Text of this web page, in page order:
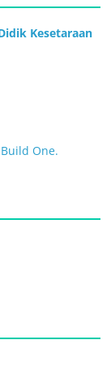
Kesetaraan
One.